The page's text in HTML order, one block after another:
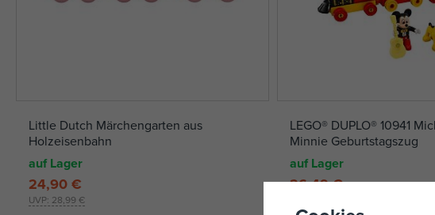
Little Dutch Märchengarten aus
Holzeisenbahn
auf Lager
UVP: 28,99 €
24,90 €
LEGO® DUPLO® 10941
Minnie Geburtstagszug
auf Lager
26,49 €